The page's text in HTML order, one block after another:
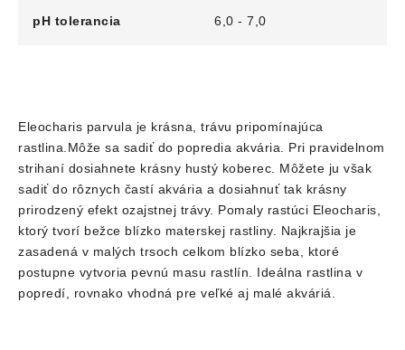
pH tolerancia 6,0 - 7,0
Eleocharis parvula je krásna, trávu pripomínajúca
rastlina.Môže sa sadiť do popredia akvária. Pri pravidelnom
strihaní dosiahnete krásny hustý koberec. Môžete ju však
sadiť do rôznych častí akvária a dosiahnuť tak krásny
prirodzený efekt ozajstnej trávy. Pomaly rastúci Eleocharis,
ktorý tvorí bežce blízko materskej rastliny.
Najkrajšia je
zasadená v malých trsoch celkom blízko seba, ktoré
postupne vytvoria pevnú masu rastlín.
Ideálna rastlina v
popredí, rovnako vhodná pre veľké aj malé akváriá.